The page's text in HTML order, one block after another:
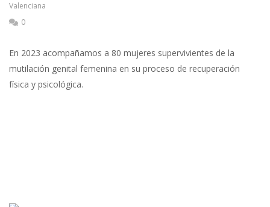
Valenciana
0
En 2023 acompañamos a 80 mujeres supervivientes de la
mutilación genital femenina en su proceso de recuperación
física y psicológica.